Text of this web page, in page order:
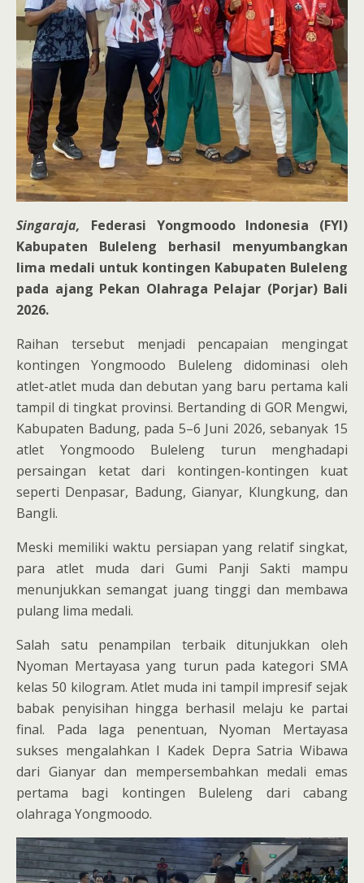
Singaraja, Federasi Yongmoodo Indonesia (FYI)
Kabupaten Buleleng berhasil menyumbangkan
lima medali untuk kontingen Kabupaten Buleleng
pada ajang Pekan Olahraga Pelajar (Porjar) Bali
2026.
Raihan tersebut menjadi pencapaian mengingat
kontingen Yongmoodo Buleleng didominasi oleh
atlet-atlet muda dan debutan yang baru pertama kali
tampil di tingkat provinsi. Bertanding di GOR Mengwi,
Kabupaten Badung, pada 5–6 Juni 2026, sebanyak 15
atlet Yongmoodo Buleleng turun menghadapi
persaingan ketat dari kontingen-kontingen kuat
seperti Denpasar, Badung, Gianyar, Klungkung, dan
Bangli.
Meski memiliki waktu persiapan yang relatif singkat,
para atlet muda dari Gumi Panji Sakti mampu
menunjukkan semangat juang tinggi dan membawa
pulang lima medali.
Salah satu penampilan terbaik ditunjukkan oleh
Nyoman Mertayasa yang turun pada kategori SMA
kelas 50 kilogram. Atlet muda ini tampil impresif sejak
babak penyisihan hingga berhasil melaju ke partai
final. Pada laga penentuan, Nyoman Mertayasa
sukses mengalahkan I Kadek Depra Satria Wibawa
dari Gianyar dan mempersembahkan medali emas
pertama bagi kontingen Buleleng dari cabang
olahraga Yongmoodo.